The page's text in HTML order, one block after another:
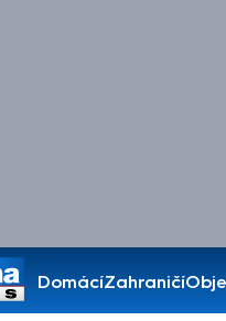
DomácíZahraničí
Pořady